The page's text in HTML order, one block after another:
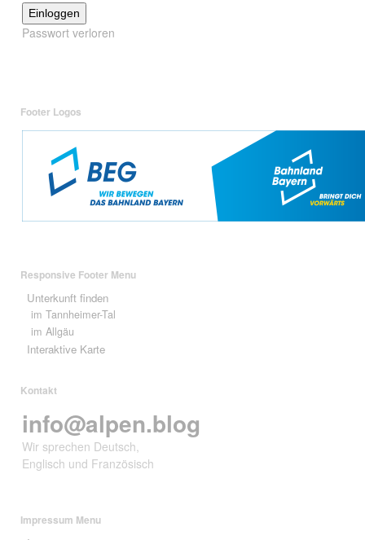
Einloggen
Passwort verloren
Footer Logos
Responsive Footer Menu
Unterkunft finden
im Tannheimer-Tal
im Allgäu
Interaktive Karte
Kontakt
info@alpen.blog
Wir sprechen Deutsch,
Englisch und Französisch
Impressum Menu